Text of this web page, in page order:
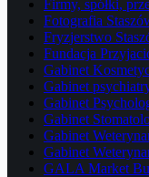
Firmy, spółki,
Fotografia
Fryzjerstwo
Fundacja
Gabinet
Gabinet
Gabinet
Gabinet
Gabinet
Gabinet
GALA Market